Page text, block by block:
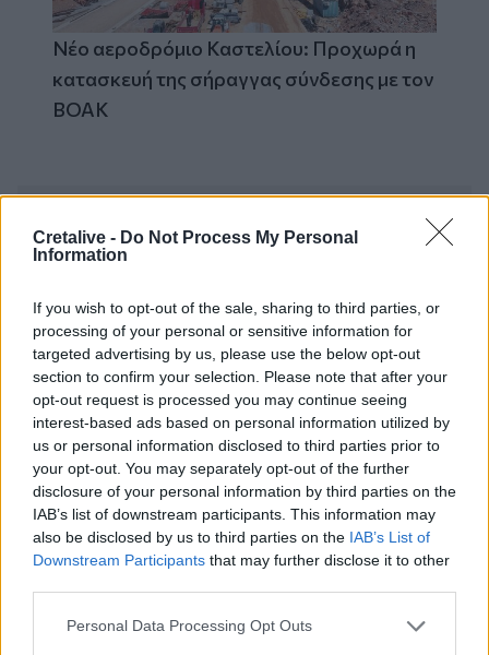
Cretalive - Do Not Process My Personal
Information
If you wish to opt-out of the sale, sharing to third parties, or
processing of your personal or sensitive information for
targeted advertising by us, please use the below opt-out
section to confirm your selection. Please note that after your
opt-out request is processed you may continue seeing
interest-based ads based on personal information utilized by
us or personal information disclosed to third parties prior to
your opt-out. You may separately opt-out of the further
disclosure of your personal information by third parties on the
IAB’s list of downstream participants. This information may
also be disclosed by us to third parties on the IAB’s List of
Downstream Participants that may further disclose it to other
Personal Data Processing Opt Outs
Νέο αεροδρόμιο Καστελίου: Προχωρά η
κατασκευή της σήραγγας σύνδεσης με τον
ΒΟΑΚ
23:07
Χανιά: ΕΔΕ για την υπόθεση της
75χρονης που βρέθηκε νεκρή σε